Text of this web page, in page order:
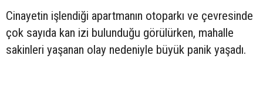
Cinayetin işlendiği apartmanın otoparkı ve çevresinde
çok sayıda kan izi bulunduğu görülürken, mahalle
sakinleri yaşanan olay nedeniyle büyük panik yaşadı.